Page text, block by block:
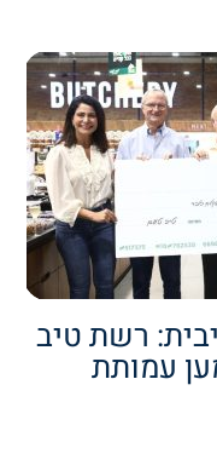
רשת טיב
עמותת